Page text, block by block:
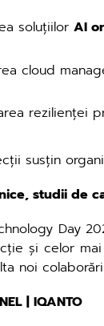
soluțiilor AI
cloud
rezilienței
susțin
studii de
Day
și celor
noi
| IQANTO